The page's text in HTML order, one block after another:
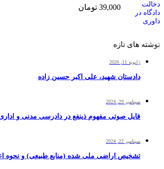
39,000 تومان
نوشته های تازه
ژانویه 11, 2026
دادستان شهید، علی اکبر حسین زاده
سپتامبر 29, 2024
فایل صوتی مفهوم ذینفع در دادرسی مدنی و
سپتامبر 22, 2024
تشخیص اراضی ملی شده (منابع طبیعی) و نحوه